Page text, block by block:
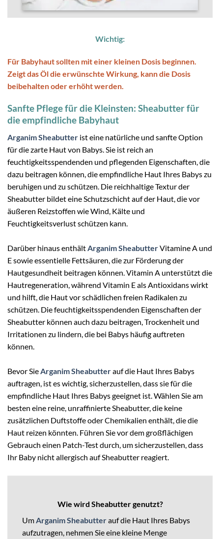
Wichtig:
Für Babyhaut sollten mit einer kleinen Dosis beginnen.
Zeigt das Öl die erwünschte Wirkung, kann die Dosis
beibehalten oder erhöht werden.
Sanfte Pflege für die Kleinsten: Sheabutter für
die empfindliche Babyhaut
Arganim Sheabutter ist eine natürliche und sanfte Option
für die zarte Haut von Babys. Sie ist reich an
feuchtigkeitsspendenden und pflegenden Eigenschaften, die
dazu beitragen können, die empfindliche Haut Ihres Babys zu
beruhigen und zu schützen. Die reichhaltige Textur der
Sheabutter bildet eine Schutzschicht auf der Haut, die vor
äußeren Reizstoffen wie Wind, Kälte und
Feuchtigkeitsverlust schützen kann.
Darüber hinaus enthält Arganim SheabutterVitamine A und
E sowie essentielle Fettsäuren, die zur Förderung der
Hautgesundheit beitragen können. Vitamin A unterstützt die
Hautregeneration, während Vitamin E als Antioxidans wirkt
und hilft, die Haut vor schädlichen freien Radikalen zu
schützen. Die feuchtigkeitsspendenden Eigenschaften der
Sheabutter können auch dazu beitragen, Trockenheit und
Irritationen zu lindern, die bei Babys häufig auftreten
können.
Bevor Sie Arganim Sheabutterauf die Haut Ihres Babys
auftragen, ist es wichtig, sicherzustellen, dass sie für die
empfindliche Haut Ihres Babys geeignet ist. Wählen Sie am
besten eine reine, unraffinierte Sheabutter, die keine
zusätzlichen Duftstoffe oder Chemikalien enthält, die die
Haut reizen könnten. Führen Sie vor dem großflächigen
Gebrauch einen Patch-Test durch, um sicherzustellen, dass
Ihr Baby nicht allergisch auf Sheabutter reagiert.
Wie wird Sheabutter genutzt?
UmArganim Sheabutterauf die Haut Ihres Babys
aufzutragen, nehmen Sie eine kleine Menge